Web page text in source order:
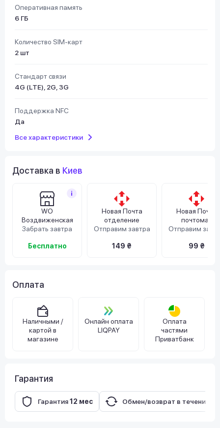
Оперативная память
6 ГБ
Количество SIM-карт
2 шт
Стандарт связи
4G (LTE), 2G, 3G
Поддержка NFC
Да
Все характеристики
Доставка в Киев
WO
Воздвиженская
Забрать завтра
Бесплатно
Новая Почта
отделение
Отправим завтра
149 ₴
Новая Почта
почтомат
Отправим
99 ₴
Оплата
Наличными /
картой в
магазине
Онлайн оплата
LIQPAY
Оплата
частями
Приватбанк
Гарантия
Гарантия12 мес Обмен/возврат в течение